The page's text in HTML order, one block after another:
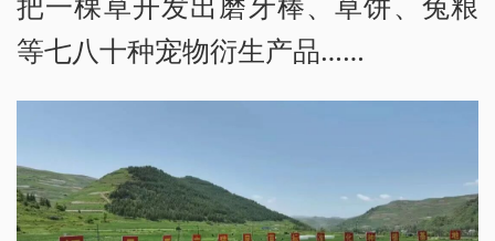
等七八十种宠物衍生产品……